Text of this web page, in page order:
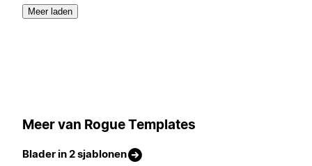
Meer laden
Meer van Rogue Templates
Blader in 2 sjablonen